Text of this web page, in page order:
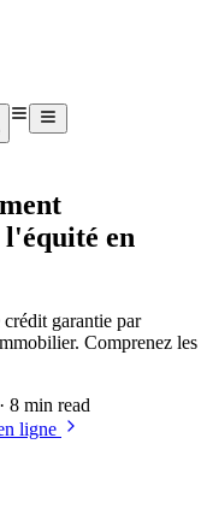
en
garantie par
Comprenez les
· 8 min read
ligne